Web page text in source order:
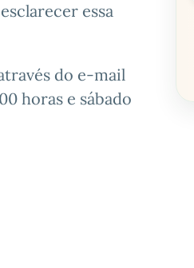
essa
do e-mail
horas e sábado